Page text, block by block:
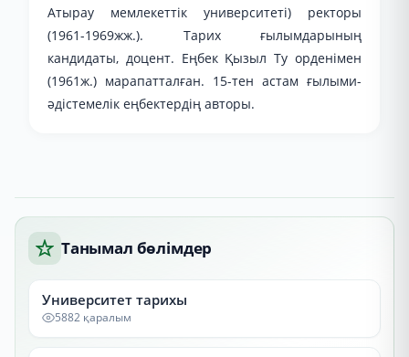
Атырау мемлекеттік университеті) ректоры
(1961-1969жж.). Тарих ғылымдарының
кандидаты, доцент. Еңбек Қызыл Ту орденімен
(1961ж.) марапатталған. 15-тен астам ғылыми-
әдістемелік еңбектердің авторы.
Танымал бөлімдер
Университет тарихы
5882 қаралым